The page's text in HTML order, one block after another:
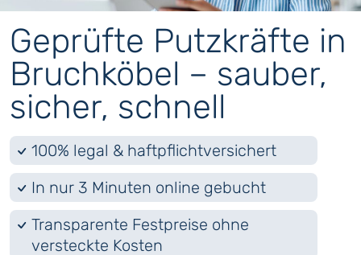
Geprüfte Putzkräfte in
Bruchköbel – sauber,
sicher, schnell
100% legal & haftpflichtversichert
In nur 3 Minuten online gebucht
Transparente Festpreise ohne
versteckte Kosten